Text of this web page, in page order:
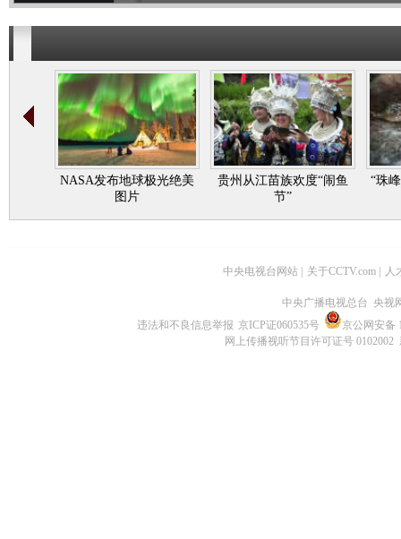
NASA发布地球极光绝美
图片
贵州从江苗族欢度“闹鱼
节”
“珠
中央电视台网站 关于CCTV.com 人
中央广播电视总台 央视
违法和不良信息举报 京ICP证060535号
京公网安备
网上传播视听节目许可证号 0102002